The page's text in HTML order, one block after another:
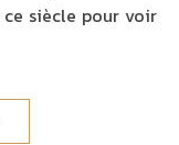
siècle pour voir